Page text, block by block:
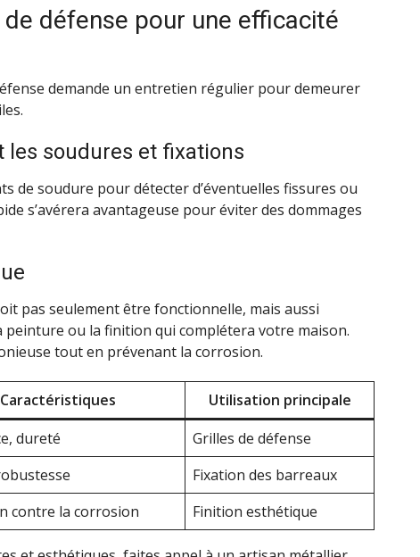
défense pour une efficacité
demande un entretien régulier pour demeurer
soudures et fixations
de soudure pour détecter d’éventuelles fissures ou
s’avérera avantageuse pour éviter des dommages
pas seulement être fonctionnelle, mais aussi
peinture ou la finition qui complétera votre maison.
tout en prévenant la corrosion.
Caractéristiques
Utilisation principale
dureté
Grilles de défense
Fixation des barreaux
contre la corrosion Finition esthétique